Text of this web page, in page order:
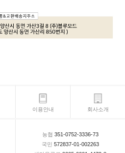
이용안내 회사소개
농협 351-0752-3336-73
국민 572837-01-002263